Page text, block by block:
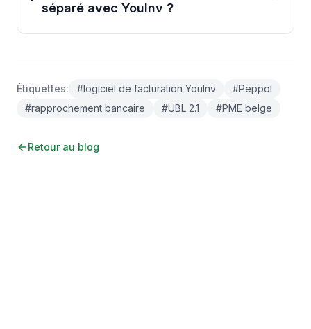
séparé avec YouInv ?
Étiquettes: #logiciel de facturation YouInv #Peppol
#rapprochement bancaire #UBL 2.1 #PME belge
Retour au blog